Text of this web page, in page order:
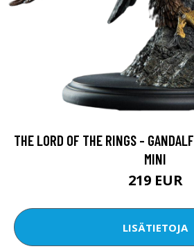
THE LORD OF THE RINGS -
MINI
219 EUR
LISÄTIETOJA